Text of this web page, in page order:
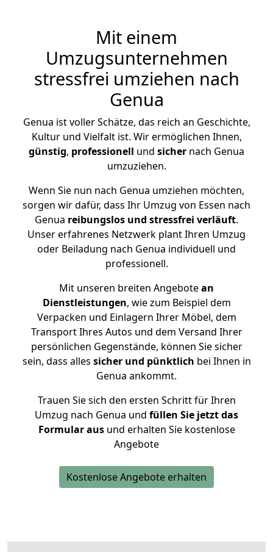
Mit einem
Umzugsunternehmen
stressfrei umziehen nach
Genua
Genua ist voller Schätze, das reich an Geschichte,
Kultur und Vielfalt ist. Wir ermöglichen Ihnen,
günstig, professionell und sicher nach Genua
umzuziehen.
Wenn Sie nun nach Genua umziehen möchten,
sorgen wir dafür, dass Ihr Umzug von Essen nach
Genua reibungslos und stressfrei verläuft.
Unser erfahrenes Netzwerk plant Ihren Umzug
oder Beiladung nach Genua individuell und
professionell.
Mit unseren breiten Angebotean
Dienstleistungen, wie zum Beispiel dem
Verpacken und Einlagern Ihrer Möbel, dem
Transport Ihres Autos und dem Versand Ihrer
persönlichen Gegenstände, können Sie sicher
sein, dass alles sicher und pünktlich bei Ihnen in
Genua ankommt.
Trauen Sie sich den ersten Schritt für Ihren
Umzug nach Genua und füllen Sie jetzt das
Formular ausund erhalten Sie kostenlose
Angebote
Kostenlose Angebote erhalten